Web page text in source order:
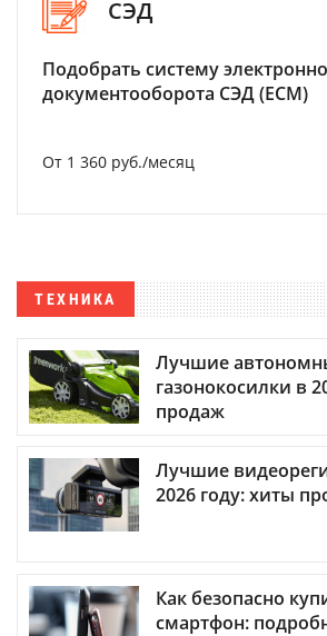
СЭД
Подобрать систему
документооборота СЭД (ECM)
От 1 360 руб./месяц
ТЕХНИКА
Лучшие
газонокосилки в
продаж
Лучшие
2026 году: хиты
Как безопасно
смартфон: